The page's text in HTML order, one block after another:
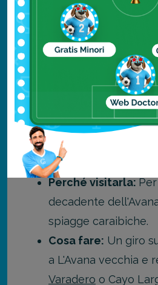
Cuba
Aprileè uno degli ultimi
secca.
Con temperature intorno ai
il clima perfetto per
l'umidità estiva.
Perché visitarla:
decadente
spiagge caraibiche.
Cosa fare: Un giro
a L'Avana vecchia e
Varadero o Cayo